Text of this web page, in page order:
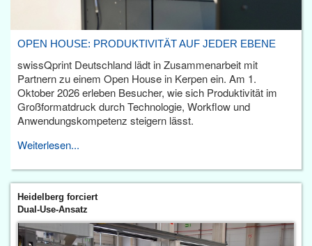
OPEN HOUSE: PRODUKTIVITÄT AUF JEDER EBENE
swissQprint Deutschland lädt in Zusammenarbeit mit
Partnern zu einem Open House in Kerpen ein. Am 1.
Oktober 2026 erleben Besucher, wie sich Produktivität im
Großformatdruck durch Technologie, Workflow und
Anwendungskompetenz steigern lässt.
Weiterlesen...
Heidelberg forciert
Dual-Use-Ansatz